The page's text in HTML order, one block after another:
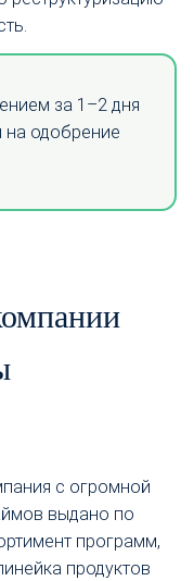
за 1–2 дня
одобрение
с огромной
выдано по
программ,
продуктов